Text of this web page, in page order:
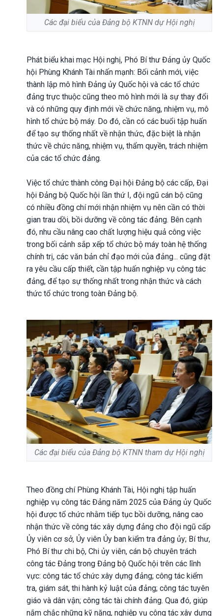
Các đại biểu của Đảng bộ KTNN dự Hội nghị
Phát biểu khai mạc Hội nghị, Phó Bí thư Đảng ủy Quốc
hội Phùng Khánh Tài nhấn mạnh: Bối cảnh mới, việc
thành lập mô hình Đảng ủy Quốc hội và các tổ chức
đảng trực thuộc cũng theo mô hình mới là sự thay đổi
và có những quy định mới về chức năng, nhiệm vụ, mô
hình tổ chức bộ máy. Do đó, cần có các buổi tập huấn
để tạo sự thống nhất về nhận thức, đặc biệt là nhận
thức về chức năng, nhiệm vụ, thẩm quyền, trách nhiệm
của các tổ chức đảng.
Việc tổ chức thành công Đại hội Đảng bộ các cấp, Đại
hội Đảng bộ Quốc hội lần thứ I, đội ngũ cán bộ cũng
có nhiều đồng chí mới nhận nhiệm vụ nên cần có thời
gian trau dồi, bồi dưỡng về công tác đảng. Bên cạnh
đó, nhu cầu nâng cao chất lượng hiệu quả công việc
trong bối cảnh sắp xếp tổ chức bộ máy toàn hệ thống
chính trị, các văn bản chỉ đạo mới của đảng... cũng đặt
ra yêu cầu cấp thiết, cần tập huấn nghiệp vụ công tác
đảng, để tạo sự thống nhất trong nhận thức và cách
thức tổ chức trong toàn Đảng bộ.
Các đại biểu của Đảng bộ KTNN tham dự Hội nghị
Theo đồng chí Phùng Khánh Tài, Hội nghị tập huấn
nghiệp vụ công tác Đảng năm 2025 của Đảng ủy Quốc
hội được tổ chức nhằm tiếp tục bồi dưỡng, nâng cao
nhận thức về công tác xây dựng đảng cho đội ngũ cấp
Ủy viên cơ sở, Ủy viên Ủy ban kiểm tra đảng ủy; Bí thư,
Phó Bí thư chi bộ, Chi ủy viên, cán bộ chuyên trách
công tác Đảng trong Đảng bộ Quốc hội trên các lĩnh
vực: công tác tổ chức xây dựng đảng; công tác kiểm
tra, giám sát, thi hành kỷ luật của đảng; công tác tuyên
giáo và dân vận; công tác tài chính đảng. Qua đó, giúp
nắm chắc những kỹ năng, nghiệp vụ công tác xây dựng